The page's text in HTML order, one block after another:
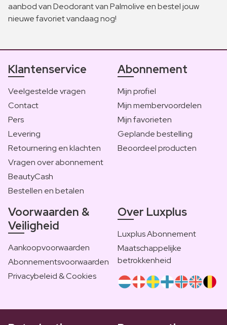
aanbod van Deodorant van Palmolive en bestel jouw
nieuwe favoriet vandaag nog!
Klantenservice
Veelgestelde vragen
Contact
Pers
Levering
Retournering en klachten
Vragen over abonnement
BeautyCash
Bestellen en betalen
Abonnement
Mijn profiel
Mijn membervoordelen
Mijn favorieten
Geplande bestelling
Beoordeel producten
Voorwaarden &
Veiligheid
Aankoopvoorwaarden
Abonnementsvoorwaarden
Privacybeleid & Cookies
Over Luxplus
Luxplus Abonnement
Maatschappelijke
betrokkenheid